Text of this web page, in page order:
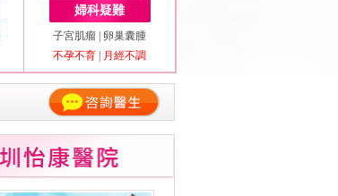
婦科疑難
子宮肌瘤
卵巢囊腫
不孕不育
月經不調